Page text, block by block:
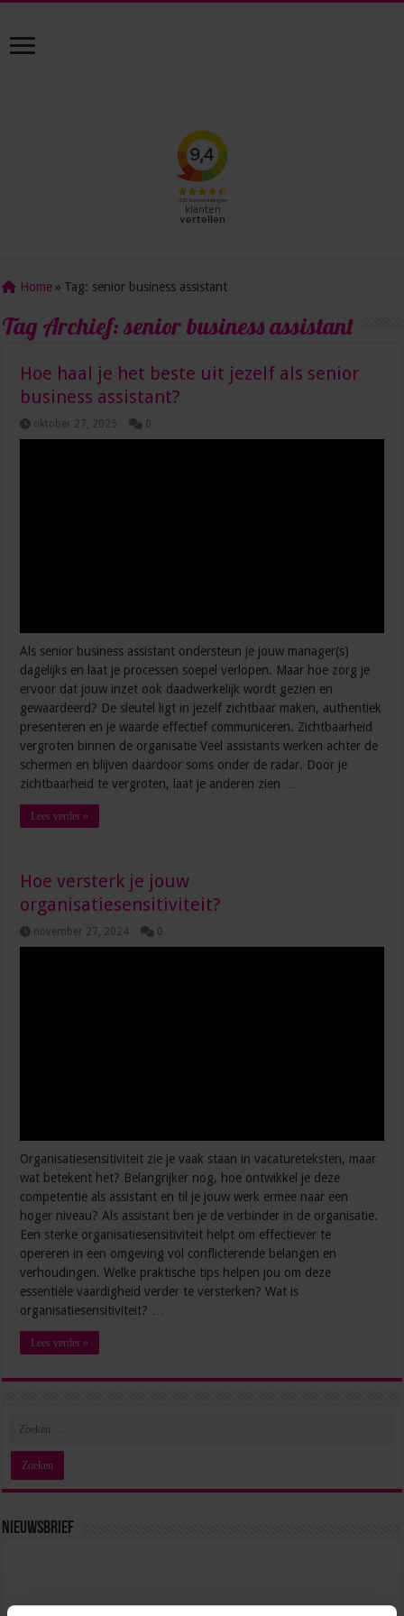
Home » Tag: senior business assistant
Tag Archief:senior business assistant
Hoe haal je het beste uit jezelf als senior
business assistant?
oktober 27, 2025 0
Als senior business assistant ondersteun je jouw manager(s)
dagelijks en laat je processen soepel verlopen. Maar hoe zorg je
ervoor dat jouw inzet ook daadwerkelijk wordt gezien en
gewaardeerd? De sleutel ligt in jezelf zichtbaar maken, authentiek
presenteren en je waarde effectief communiceren. Zichtbaarheid
vergroten binnen de organisatie Veel assistants werken achter de
schermen en blijven daardoor soms onder de radar. Door je
zichtbaarheid te vergroten, laat je anderen zien …
Lees verder »
Hoe versterk je jouw
organisatiesensitiviteit?
november 27, 2024 0
Organisatiesensitiviteit zie je vaak staan in vacatureteksten, maar
wat betekent het? Belangrijker nog, hoe ontwikkel je deze
competentie als assistant en til je jouw werk ermee naar een
hoger niveau? Als assistant ben je de verbinder in de organisatie.
Een sterke organisatiesensitiviteit helpt om effectiever te
opereren in een omgeving vol conflicterende belangen en
verhoudingen. Welke praktische tips helpen jou om deze
essentiële vaardigheid verder te versterken? Wat is
organisatiesensitiviteit? …
Lees verder »
Nieuwsbrief